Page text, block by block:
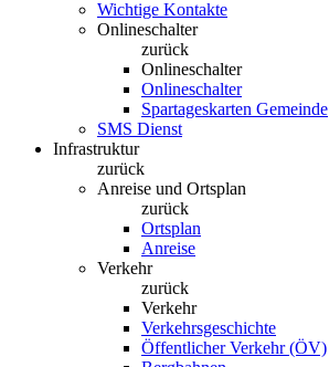
Wichtige Kontakte
Onlineschalter
zurück
Onlineschalter
Onlineschalter
Spartageskarten Gemeinde
SMS Dienst
Infrastruktur
zurück
Anreise und Ortsplan
zurück
Ortsplan
Anreise
Verkehr
zurück
Verkehr
Verkehrsgeschichte
Öffentlicher Verkehr (ÖV)